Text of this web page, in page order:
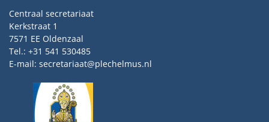
Centraal secretariaat
Kerkstraat 1
7571 EE Oldenzaal
Tel.: +31 541 530485
E-mail: secretariaat@plechelmus.nl